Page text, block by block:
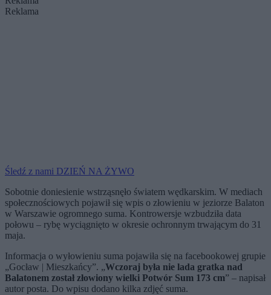
Reklama
Śledź z nami DZIEŃ NA ŻYWO
Sobotnie doniesienie wstrząsnęło światem wędkarskim. W mediach
społecznościowych pojawił się wpis o złowieniu w jeziorze Balaton
w Warszawie ogromnego suma. Kontrowersje wzbudziła data
połowu – rybę wyciągnięto w okresie ochronnym trwającym do 31
maja.
Informacja o wyłowieniu suma pojawiła się na facebookowej grupie
„Gocław | Mieszkańcy”. „Wczoraj była nie lada gratka nad
Balatonem został złowiony wielki Potwór Sum 173 cm” – napisał
autor posta. Do wpisu dodano kilka zdjęć suma.